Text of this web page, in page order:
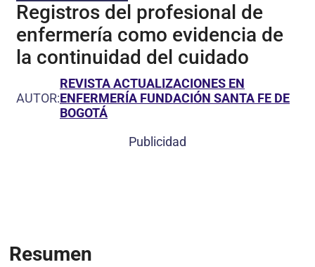
Registros del profesional de
enfermería como evidencia de
la continuidad del cuidado
AUTOR:
REVISTA ACTUALIZACIONES EN
ENFERMERÍA FUNDACIÓN SANTA FE DE
BOGOTÁ
Publicidad
Resumen